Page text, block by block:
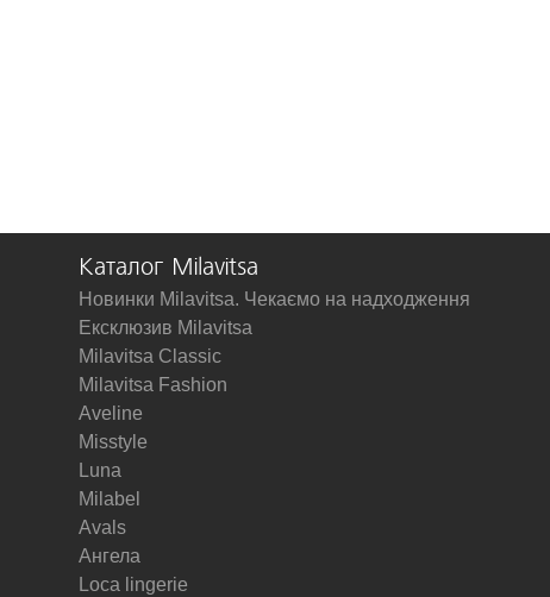
Каталог Milavitsa
Новинки Milavitsa. Чекаємо на надходження
Ексклюзив Milavitsa
Milavitsa Classic
Milavitsa Fashion
Aveline
Misstyle
Luna
Milabel
Avals
Ангела
Loca lingerie